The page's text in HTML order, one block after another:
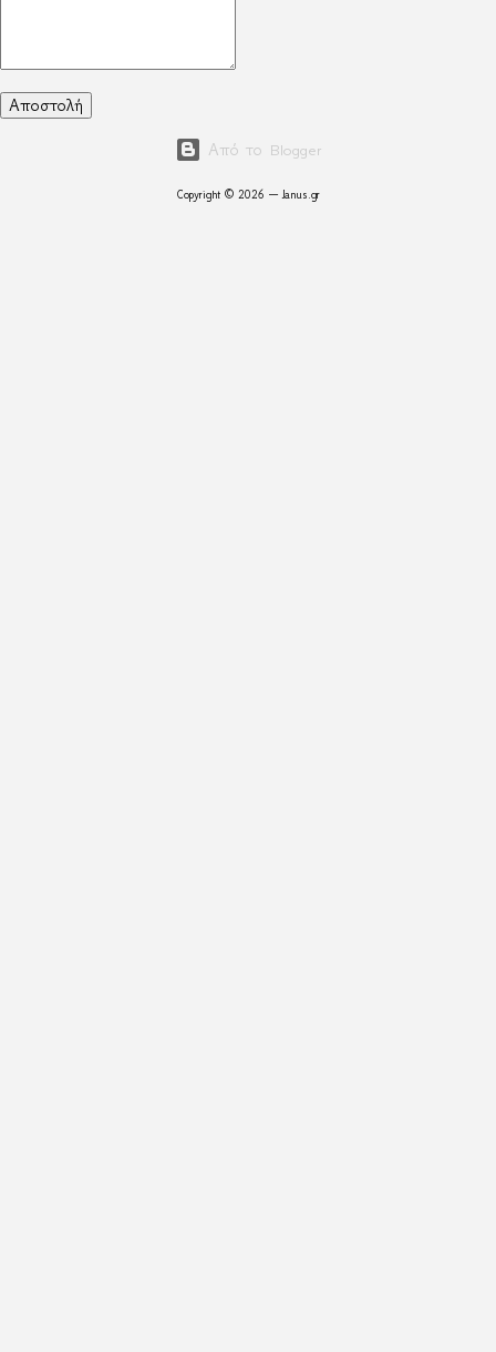
Από το Blogger
Copyright © 2026 — Janus.gr